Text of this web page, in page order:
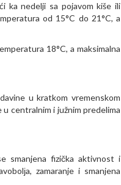
ka nedelji sa pojavom kiše ili
od 15°C do 21°C, a
18°C, a maksimalna
u kratkom vremenskom
centralnim i južnim predelima
smanjena fizička aktivnost i
zamaranje i smanjena